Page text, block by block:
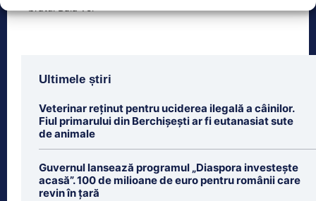
Ultimele știri
Veterinar reținut pentru uciderea ilegală a câinilor.
Fiul primarului din Berchișești ar fi eutanasiat sute
de animale
Guvernul lansează programul „Diaspora investește
acasă”. 100 de milioane de euro pentru românii care
revin în țară